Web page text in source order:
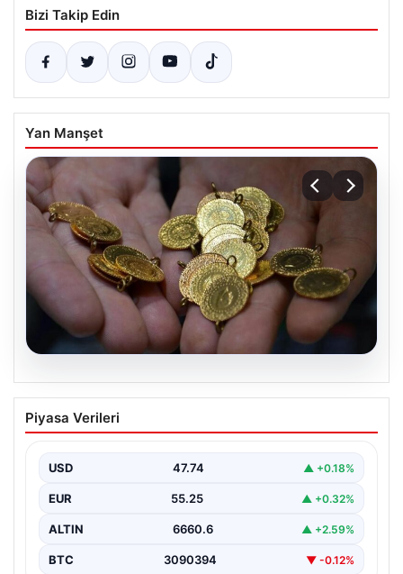
Bizi Takip Edin
Yan Manşet
07.08.2026
Altın fiyatları canlı 14 Nisan 2026: Altın
fiyatları ne kadar oldu? Gram, çeyrek,
fiyatları
{"title": "14 Nisan 2026 Güncel Altın Fiyatları: Gram,
Çeyrek, Yarım ve Cumhuriyet Altını Satış…
Piyasa Verileri
USD 47.74 ▲ +0.18%
EUR 55.25 ▲ +0.32%
ALTIN 6660.6 ▲ +2.59%
BTC 3090394 ▼ -0.12%